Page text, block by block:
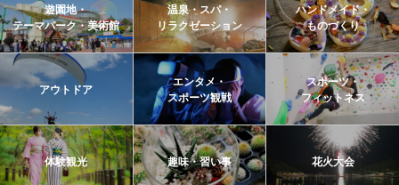
遊園地・
テーマパーク・美術館
温泉・スパ・
リラクゼーション
ハンドメイド・
ものづくり
アウトドア
エンタメ・
スポーツ観戦
スポーツ・
フィットネス
体験観光 趣味・習い事 花火大会